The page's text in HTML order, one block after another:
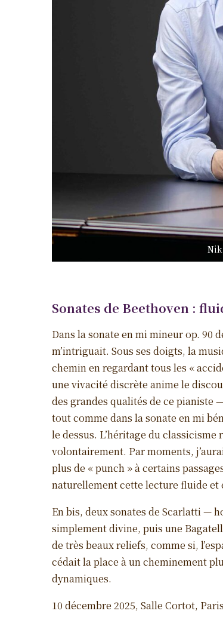
Sonates de Beethoven :
Dans la sonate en mi mineur op. 90
m’intriguait. Sous ses doigts, la
chemin en regardant tous les «
une vivacité discrète anime le
des grandes qualités de ce pianiste
tout comme dans la sonate en mi
le dessus. L’héritage du
volontairement. Par moments,
plus de « punch » à certains
naturellement cette lecture fluide et
En bis, deux sonates de Scarlatti —
simplement divine, puis une
de très beaux reliefs, comme si,
cédait la place à un cheminement
dynamiques.
10 décembre 2025, Salle Cortot, Paris